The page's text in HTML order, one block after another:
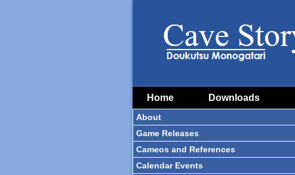
Home Downloads
About
Game Releases
Cameos and References
Calendar Events